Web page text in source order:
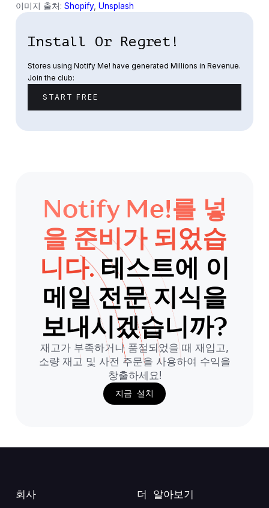
이미지 출처: Shopify, Unsplash
Install Or Regret!
Stores using Notify Me! have generated Millions in Revenue.
Join the club:
START FREE
Notify Me!를 넣
을 준비가 되었습
니다.테스트에 이
메일 전문 지식을
보내시겠습니까?
재고가 부족하거나 품절되었을 때 재입고,
소량 재고 및 사전 주문을 사용하여 수익을
창출하세요!
지금 설치
회사 더 알아보기